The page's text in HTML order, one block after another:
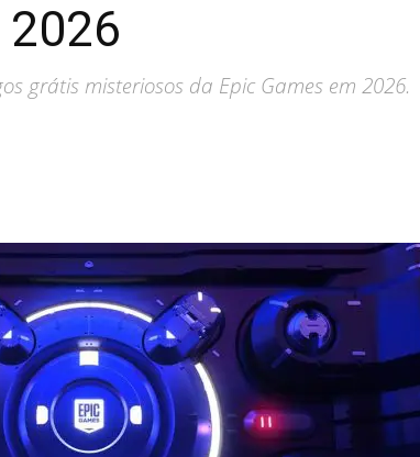
2026
grátis misteriosos da Epic Games em 2026.